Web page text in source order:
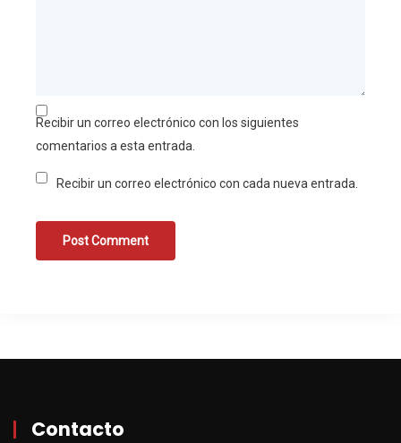
Recibir un correo electrónico con los siguientes
comentarios a esta entrada.
Recibir un correo electrónico con cada nueva entrada.
Contacto